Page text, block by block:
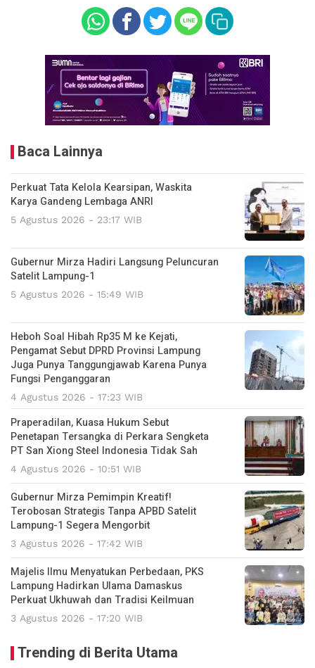
Baca Lainnya
Perkuat Tata Kelola Kearsipan, Waskita
Karya Gandeng Lembaga ANRI
5 Agustus 2026 - 23:17 WIB
Gubernur Mirza Hadiri Langsung Peluncuran
Satelit Lampung-1
5 Agustus 2026 - 15:49 WIB
Heboh Soal Hibah Rp35 M ke Kejati,
Pengamat Sebut DPRD Provinsi Lampung
Juga Punya Tanggungjawab Karena Punya
Fungsi Penganggaran
4 Agustus 2026 - 17:23 WIB
Praperadilan, Kuasa Hukum Sebut
Penetapan Tersangka di Perkara Sengketa
PT San Xiong Steel Indonesia Tidak Sah
4 Agustus 2026 - 10:51 WIB
Gubernur Mirza Pemimpin Kreatif!
Terobosan Strategis Tanpa APBD Satelit
Lampung-1 Segera Mengorbit
3 Agustus 2026 - 17:42 WIB
Majelis Ilmu Menyatukan Perbedaan, PKS
Lampung Hadirkan Ulama Damaskus
Perkuat Ukhuwah dan Tradisi Keilmuan
3 Agustus 2026 - 17:20 WIB
Trending di Berita Utama